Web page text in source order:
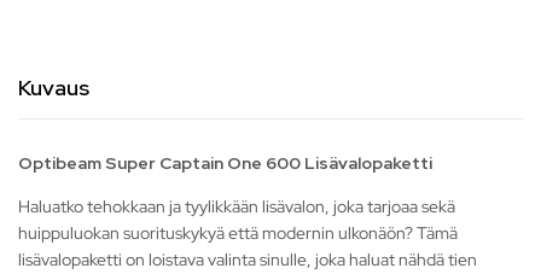
Kuvaus
Optibeam Super Captain One 600 Lisävalopaketti
Haluatko tehokkaan ja tyylikkään lisävalon, joka tarjoaa sekä
huippuluokan suorituskykyä että modernin ulkonäön? Tämä
lisävalopaketti on loistava valinta sinulle, joka haluat nähdä tien